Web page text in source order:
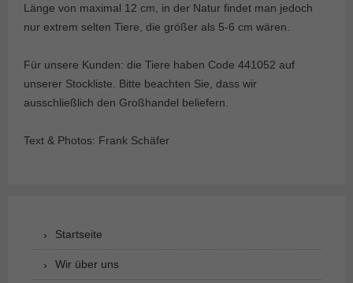
Länge von maximal 12 cm, in der Natur findet man jedoch
nur extrem selten Tiere, die größer als 5-6 cm wären.
Für unsere Kunden: die Tiere haben Code 441052 auf
unserer Stockliste. Bitte beachten Sie, dass wir
ausschließlich den Großhandel beliefern.
Text & Photos: Frank Schäfer
Startseite
Wir über uns